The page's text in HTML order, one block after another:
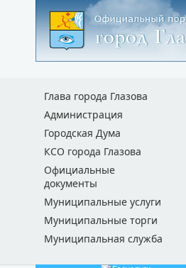
Глава города Глазова
Администрация
Городская Дума
КСО города Глазова
Официальные
документы
Муниципальные услуги
Муниципальные торги
Муниципальная служба